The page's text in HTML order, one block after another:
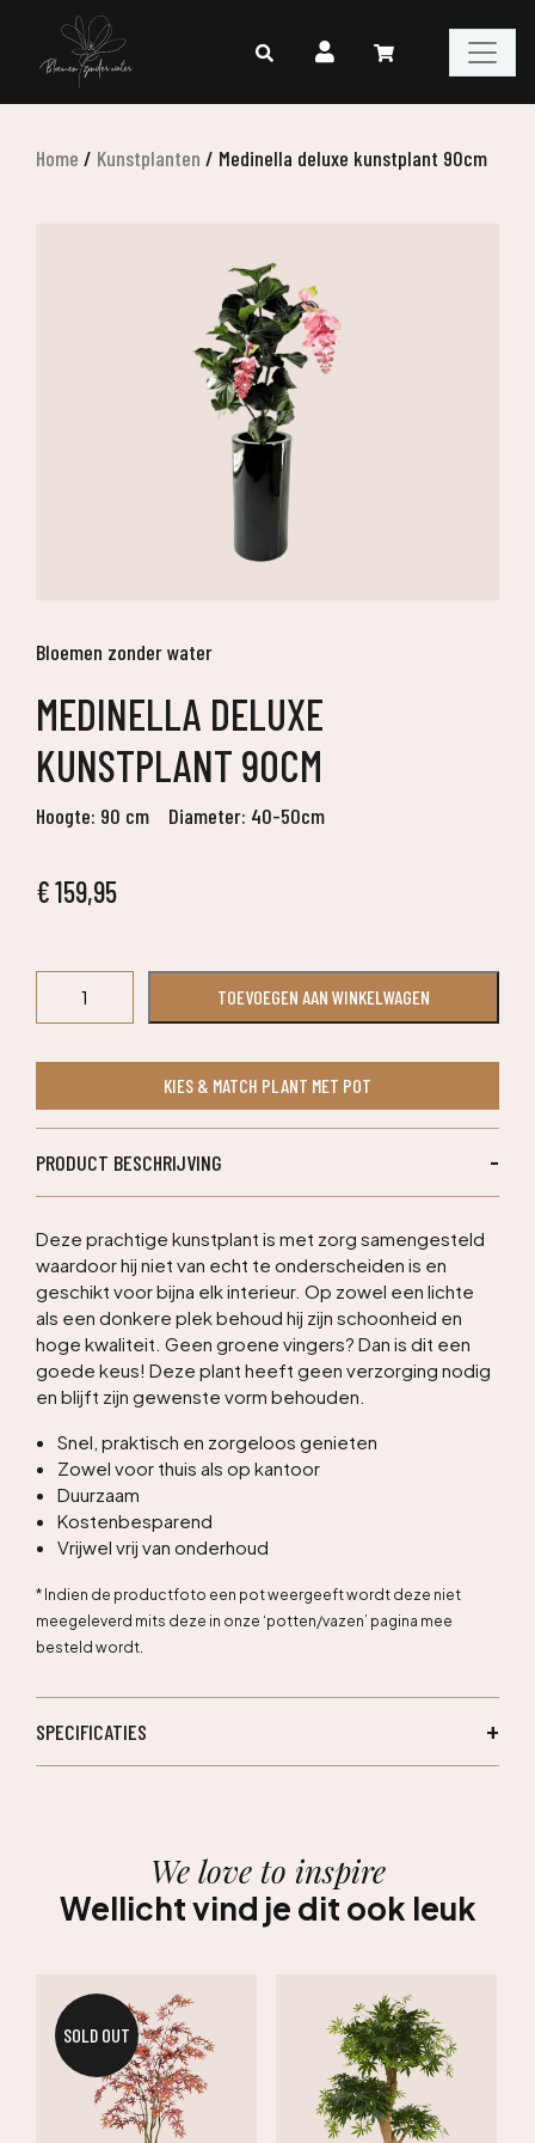
Home / Kunstplanten / Medinella deluxe kunstplant 90cm
Bloemen zonder water
MEDINELLA DELUXE
KUNSTPLANT 90CM
Hoogte: 90 cm Diameter: 40-50cm
€159,95
deluxe
90cm
TOEVOEGEN AAN WINKELWAGEN
KIES & MATCH PLANT MET POT
PRODUCT BESCHRIJVING
Deze prachtige kunstplant is met zorg samengesteld
waardoor hij niet van echt te onderscheiden is en
geschikt voor bijna elk interieur. Op zowel een lichte
als een donkere plek behoud hij zijn schoonheid en
hoge kwaliteit. Geen groene vingers? Dan is dit een
goede keus! Deze plant heeft geen verzorging nodig
en blijft zijn gewenste vorm behouden.
Snel, praktisch en zorgeloos genieten
Zowel voor thuis als op kantoor
Duurzaam
Kostenbesparend
Vrijwel vrij van onderhoud
* Indien de productfoto een pot weergeeft wordt deze niet
meegeleverd mits deze in onze ‘potten/vazen’ pagina mee
besteld wordt.
SPECIFICATIES
We love to inspire
Wellicht vind je dit ook leuk
SOLD OUT